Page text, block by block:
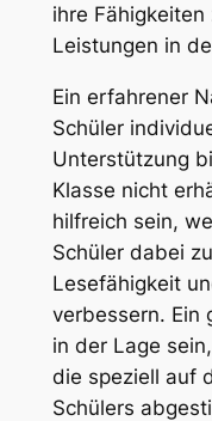
ihre
Leistungen in
Ein erfahrener
Schüler
Unterstützung
Klasse nicht
hilfreich sein,
Schüler dabei
Lesefähigkeit
verbessern. Ein
in der Lage
die speziell auf
Schülers